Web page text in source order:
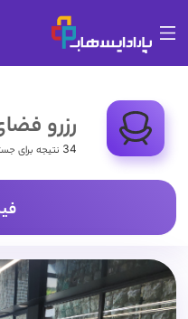
رزرو
34 نتیجه برای جستجوی شما بدست آمد